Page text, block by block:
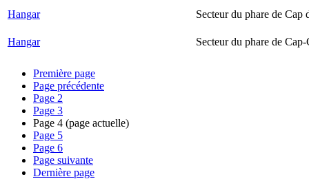
Hangar Secteur du phare de Cap
Hangar Secteur du phare de Cap-
Première page
Page précédente
Page 2
Page 3
Page 4 (page actuelle)
Page 5
Page 6
Page suivante
Dernière page